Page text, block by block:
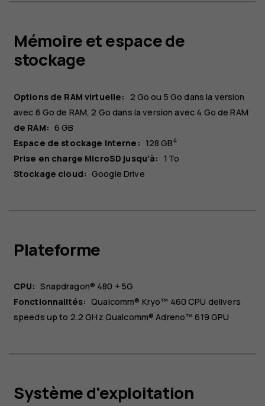
Mémoire et espace de
stockage
Options de RAM virtuelle:
2 Go ou 5 Go dans la version
avec 6 Go de RAM, 2 Go dans la version avec 4 Go de RAM
de RAM: 6 GB
Espace de stockage interne: 128 GB4
Prise en charge MicroSD jusqu’à: 1 To
Stockage cloud: Google Drive
Plateforme
CPU: Snapdragon® 480 + 5G
Fonctionnalités: Qualcomm® Kryo™ 460 CPU delivers
speeds up to 2.2 GHz Qualcomm® Adreno™ 619 GPU
Système d'exploitation